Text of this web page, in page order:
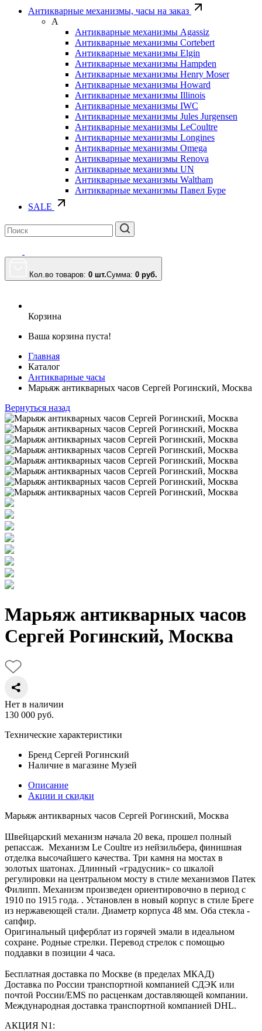
Антикварные механизмы, часы на заказ
А
Антикварные механизмы Agassiz
Антикварные механизмы Cortebert
Антикварные механизмы Elgin
Антикварные механизмы Hampden
Антикварные механизмы Henry Moser
Антикварные механизмы Howard
Антикварные механизмы Illinois
Антикварные механизмы IWC
Антикварные механизмы Jules Jurgensen
Антикварные механизмы LeCoultre
Антикварные механизмы Longines
Антикварные механизмы Omega
Антикварные механизмы Renova
Антикварные механизмы UN
Антикварные механизмы Waltham
Антикварные механизмы Павел Буре
SALE
Кол.во товаров: 0 шт.Сумма: 0 руб.
Корзина
Ваша корзина пуста!
Главная
Каталог
Антикварные часы
Марьяж антикварных часов Сергей Рогинский, Москва
Вернуться назад
Марьяж антикварных часов
Сергей Рогинский, Москва
Нет в наличии
130 000 руб.
Технические характеристики
Бренд Сергей Рогинский
Наличие в магазине Музей
Описание
Акции и скидки
Марьяж антикварных часов Сергей Рогинский, Москва
Швейцарский механизм начала 20 века, прошел полный
репассаж. Механизм Le Coultre из нейзильбера, финишная
отделка высочайшего качества. Три камня на мостах в
золотых шатонах. Длинный «градусник» со шкалой
регулировки на центральном мосту в стиле механизмов Патек
Филипп. Механизм произведен ориентировочно в период с
1910 по 1915 года. . Установлен в новый корпус в стиле Бреге
из нержавеющей стали. Диаметр корпуса 48 мм. Оба стекла -
сапфир.
Оригинальный циферблат из горячей эмали в идеальном
сохране. Родные стрелки. Перевод стрелок с помощью
поддавки в позиции 4 часа.
Бесплатная доставка по Москве (в пределах МКАД)
Доставка по России транспортной компанией СДЭК или
почтой России/EMS по расценкам доставляющей компании.
Международная доставка транспортной компанией DHL.
АКЦИЯ N1: